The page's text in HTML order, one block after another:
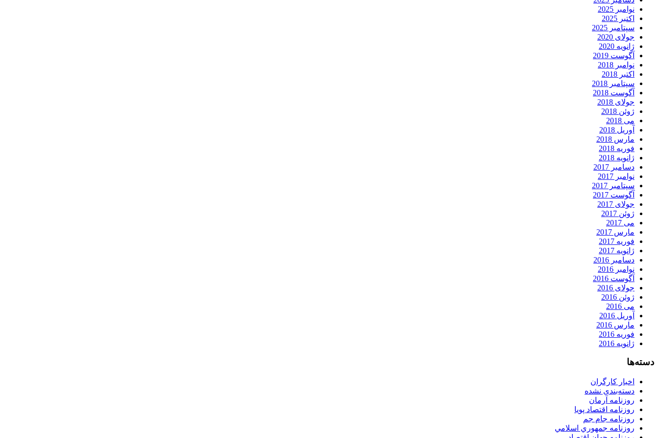
نوامبر 2025
اکتبر 2025
سپتامبر 2025
جولای 2020
ژانویه 2020
آگوست 2019
نوامبر 2018
اکتبر 2018
سپتامبر 2018
آگوست 2018
جولای 2018
ژوئن 2018
می 2018
آوریل 2018
مارس 2018
فوریه 2018
ژانویه 2018
دسامبر 2017
نوامبر 2017
سپتامبر 2017
آگوست 2017
جولای 2017
ژوئن 2017
می 2017
مارس 2017
فوریه 2017
ژانویه 2017
دسامبر 2016
نوامبر 2016
آگوست 2016
جولای 2016
ژوئن 2016
می 2016
آوریل 2016
مارس 2016
فوریه 2016
ژانویه 2016
دسته‌ها
اخبار کارگران
دسته‌بندی نشده
روزنامه آرمان
روزنامه اقتصاد پویا
روزنامه جام جم
روزنامه جمهوري اسلامي